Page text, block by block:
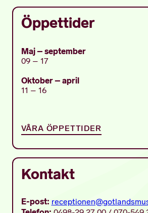
Öppettider
Maj – september
09 – 17
Oktober – april
11 – 16
VÅRA ÖPPETTIDER
Kontakt
E-post: